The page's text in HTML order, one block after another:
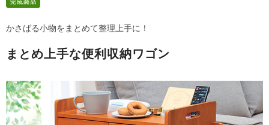
かさばる小物をまとめて整理上手に！
まとめ上手な便利収納ワゴン